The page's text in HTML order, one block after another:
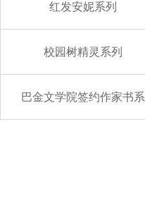
红发安妮系列
校园树精灵系列
巴金文学院签约作家书系